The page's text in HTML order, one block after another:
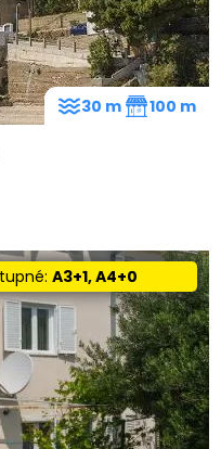
30 m 100 m
A3+1, A4+0